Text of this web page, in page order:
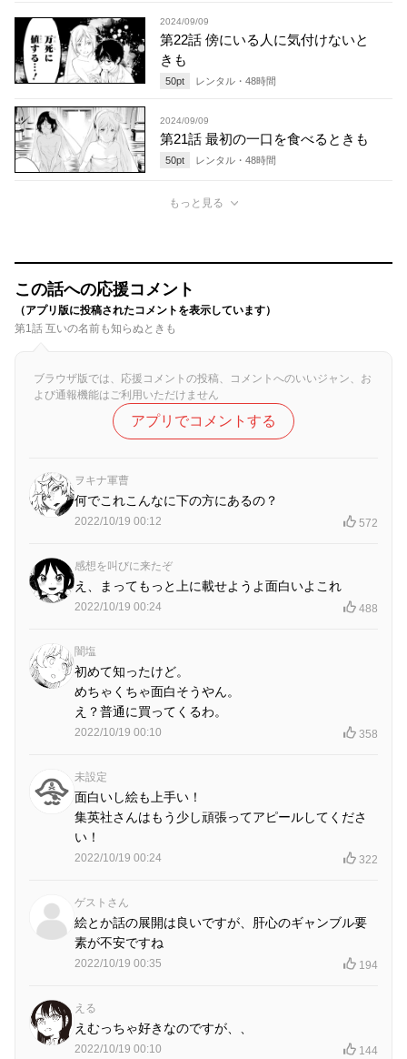
2024/09/09
第22話 傍にいる人に気付けないと
きも
50pt レンタル・ 48時間
2024/09/09
第21話 最初の一口を食べるときも
50pt レンタル・ 48時間
もっと見る
この話への応援コメント
（アプリ版に投稿されたコメントを表示しています）
第1話 互いの名前も知らぬときも
ブラウザ版では、応援コメントの投稿、コメントへのいいジャン、お
よび通報機能はご利用いただけません
アプリでコメントする
ヲキナ軍曹
何でこれこんなに下の方にあるの？
2022/10/19 00:12 572
感想を叫びに来たぞ
え、まってもっと上に載せようよ面白いよこれ
2022/10/19 00:24 488
闇塩
初めて知ったけど。
めちゃくちゃ面白そうやん。
え？普通に買ってくるわ。
2022/10/19 00:10 358
未設定
面白いし絵も上手い！
集英社さんはもう少し頑張ってアピールしてくださ
い！
2022/10/19 00:24 322
ゲストさん
絵とか話の展開は良いですが、肝心のギャンブル要
素が不安ですね
2022/10/19 00:35 194
える
えむっちゃ好きなのですが、、
2022/10/19 00:10 144